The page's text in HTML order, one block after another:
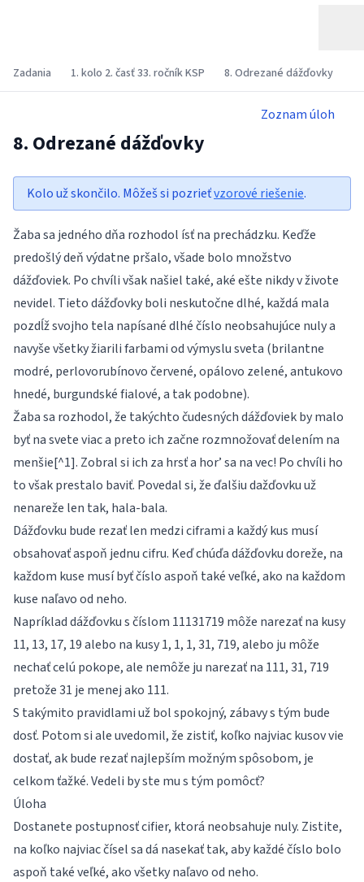
Zadania 1. kolo 2. časť 33. ročník KSP 8. Odrezané dážďovky
Zoznam úloh
8. Odrezané dážďovky
Kolo už skončilo. Môžeš si pozrieťvzorové riešenie.
Žaba sa jedného dňa rozhodol ísť na prechádzku. Keďže
predošlý deň výdatne pršalo, všade bolo množstvo
dážďoviek. Po chvíli však našiel také, aké ešte nikdy v živote
nevidel. Tieto dážďovky boli neskutočne dlhé, každá mala
pozdĺž svojho tela napísané dlhé číslo neobsahujúce nuly a
navyše všetky žiarili farbami od výmyslu sveta (brilantne
modré, perlovorubínovo červené, opálovo zelené, antukovo
hnedé, burgundské fialové, a tak podobne).
Žaba sa rozhodol, že takýchto čudesných dážďoviek by malo
byť na svete viac a preto ich začne rozmnožovať delením na
menšie[^1]. Zobral si ich za hrsť a hor’ sa na vec! Po chvíli ho
to však prestalo baviť. Povedal si, že ďalšiu dažďovku už
nenareže len tak, hala-bala.
Dážďovku bude rezať len medzi ciframi a každý kus musí
obsahovať aspoň jednu cifru. Keď chúďa dážďovku doreže, na
každom kuse musí byť číslo aspoň také veľké, ako na každom
kuse naľavo od neho.
Napríklad dážďovku s číslom 11131719 môže narezať na kusy
11, 13, 17, 19 alebo na kusy 1, 1, 1, 31, 719, alebo ju môže
nechať celú pokope, ale nemôže ju narezať na 111, 31, 719
pretože 31 je menej ako 111.
S takýmito pravidlami už bol spokojný, zábavy s tým bude
dosť. Potom si ale uvedomil, že zistiť, koľko najviac kusov vie
dostať, ak bude rezať najlepším možným spôsobom, je
celkom ťažké. Vedeli by ste mu s tým pomôcť?
Úloha
Dostanete postupnosť cifier, ktorá neobsahuje nuly. Zistite,
na koľko najviac čísel sa dá nasekať tak, aby každé číslo bolo
aspoň také veľké, ako všetky naľavo od neho.